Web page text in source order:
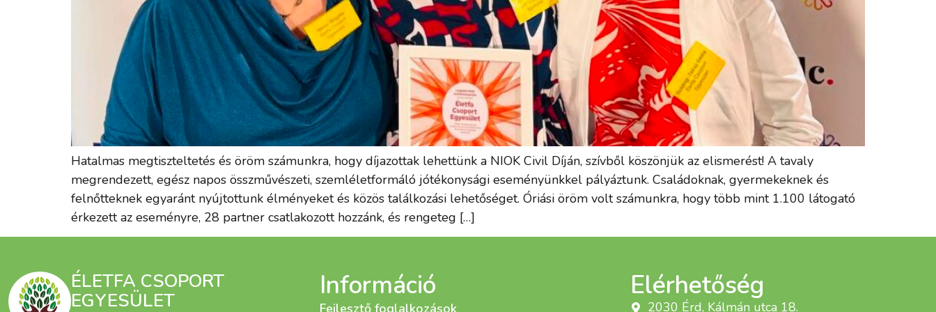
Hatalmas megtiszteltetés és öröm számunkra, hogy díjazottak lehettünk a NIOK Civil Díján, szívből köszönjük az elismerést! A tavaly
megrendezett, egész napos összművészeti, szemléletformáló jótékonysági eseményünkkel pályáztunk. Családoknak, gyermekeknek és
felnőtteknek egyaránt nyújtottunk élményeket és közös találkozási lehetőséget. Óriási öröm volt számunkra, hogy több mint 1.100 látogató
érkezett az eseményre, 28 partner csatlakozott hozzánk, és rengeteg […]
ÉLETFA CSOPORT
EGYESÜLET
Információ Elérhetőség
2030 Érd, Kálmán utca 18.